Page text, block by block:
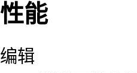
性能
编辑